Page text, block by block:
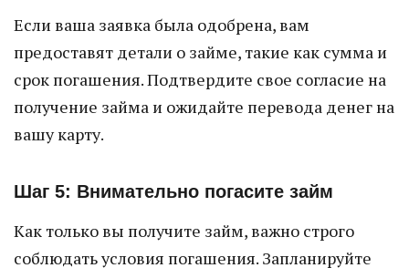
Если ваша заявка была одобрена, вам
предоставят детали о займе, такие как сумма и
срок погашения. Подтвердите свое согласие на
получение займа и ожидайте перевода денег на
вашу карту.
Шаг 5: Внимательно погасите займ
Как только вы получите займ, важно строго
соблюдать условия погашения. Запланируйте